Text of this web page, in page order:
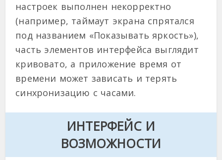
настроек выполнен некорректно
(например, таймаут экрана спрятался
под названием «Показывать яркость»),
часть элементов интерфейса выглядит
кривовато, а приложение время от
времени может зависать и терять
синхронизацию с часами.
ИНТЕРФЕЙС И
ВОЗМОЖНОСТИ